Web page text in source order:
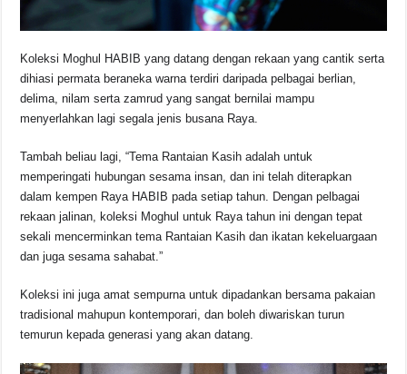
Koleksi Moghul HABIB yang datang dengan rekaan yang cantik serta
dihiasi permata beraneka warna terdiri daripada pelbagai berlian,
delima, nilam serta zamrud yang sangat bernilai mampu
menyerlahkan lagi segala jenis busana Raya.
Tambah beliau lagi, “Tema Rantaian Kasih adalah untuk
memperingati hubungan sesama insan, dan ini telah diterapkan
dalam kempen Raya HABIB pada setiap tahun. Dengan pelbagai
rekaan jalinan, koleksi Moghul untuk Raya tahun ini dengan tepat
sekali mencerminkan tema Rantaian Kasih dan ikatan kekeluargaan
dan juga sesama sahabat.”
Koleksi ini juga amat sempurna untuk dipadankan bersama pakaian
tradisional mahupun kontemporari, dan boleh diwariskan turun
temurun kepada generasi yang akan datang.